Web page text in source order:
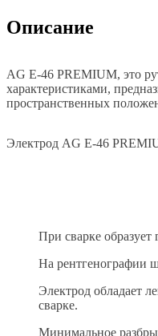
Описание
AG E-46 PREMIUM, это
характеристиками,
пространственных
Электрод AG E-46
При сварке
На рентгенографии
Электрод обладает
сварке.
Минимальное